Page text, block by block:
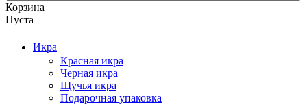
Корзина
Пуста
Икра
Красная икра
Черная икра
Щучья икра
Подарочная упаковка